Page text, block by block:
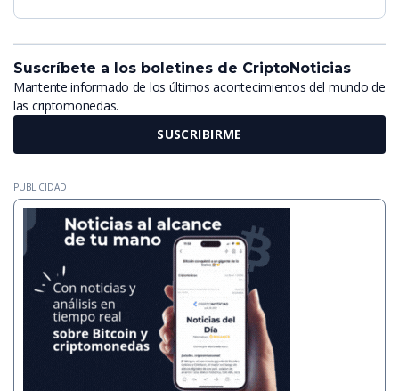
Suscríbete a los boletines de CriptoNoticias
Mantente informado de los últimos acontecimientos del mundo de
las criptomonedas.
SUSCRIBIRME
PUBLICIDAD